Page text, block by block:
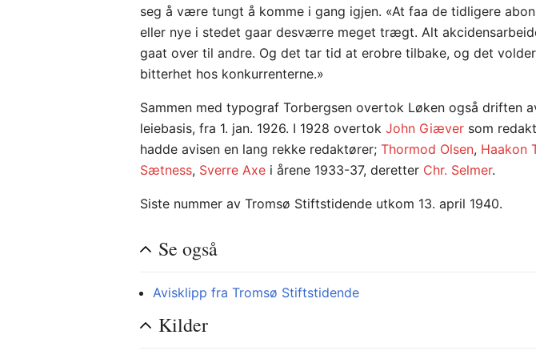
seg å være tungt å komme i gang igjen. «At faa de tidligere
eller nye i stedet gaar desværre meget trægt. Alt
gaat over til andre. Og det tar tid at erobre tilbake, og det
bitterhet hos konkurrenterne.»
Sammen med typograf Torbergsen overtok Løken også driften
leiebasis, fra 1. jan. 1926. I 1928 overtokJohn Giæver som
hadde avisen en lang rekke redaktører;Thormod Olsen, Haakon
Sætness, Sverre Axe i årene 1933-37, deretter Chr. Selmer.
Siste nummer av Tromsø Stiftstidende utkom 13. april 1940.
Se også
Avisklipp fra Tromsø Stiftstidende
Kilder